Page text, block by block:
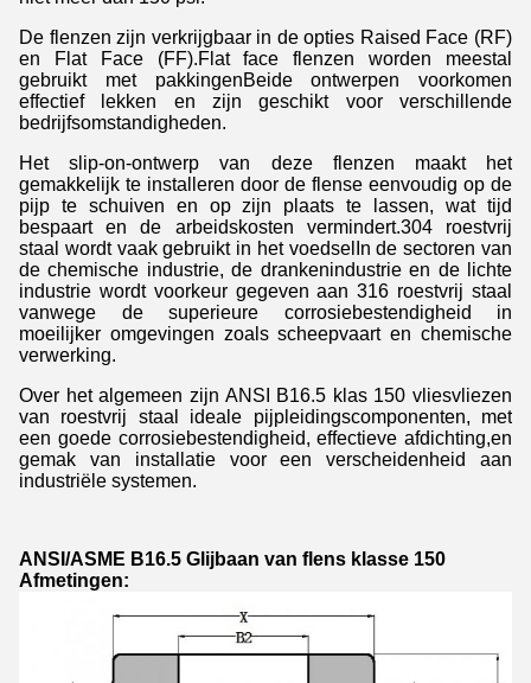
De flenzen zijn verkrijgbaar in de opties Raised Face (RF)
en Flat Face (FF).Flat face flenzen worden meestal
gebruikt met pakkingenBeide ontwerpen voorkomen
effectief lekken en zijn geschikt voor verschillende
bedrijfsomstandigheden.
Het slip-on-ontwerp van deze flenzen maakt het
gemakkelijk te installeren door de flense eenvoudig op de
pijp te schuiven en op zijn plaats te lassen, wat tijd
bespaart en de arbeidskosten vermindert.304 roestvrij
staal wordt vaak gebruikt in het voedselIn de sectoren van
de chemische industrie, de drankenindustrie en de lichte
industrie wordt voorkeur gegeven aan 316 roestvrij staal
vanwege de superieure corrosiebestendigheid in
moeilijker omgevingen zoals scheepvaart en chemische
verwerking.
Over het algemeen zijn ANSI B16.5 klas 150 vliesvliezen
van roestvrij staal ideale pijpleidingscomponenten, met
een goede corrosiebestendigheid, effectieve afdichting,en
gemak van installatie voor een verscheidenheid aan
industriële systemen.
ANSI/ASME B16.5 Glijbaan van flens klasse 150
Afmetingen: